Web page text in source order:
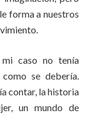
forma a nuestros
mi caso no tenía
se debería.
contar, la historia
un mundo de